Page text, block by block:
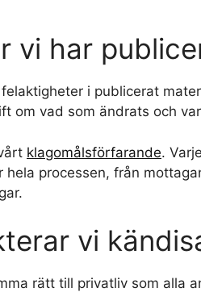
vi har
i publicerat
om vad som ändrats och
klagomålsförfarande.
hela processen, från
vi
rätt till privatliv som alla